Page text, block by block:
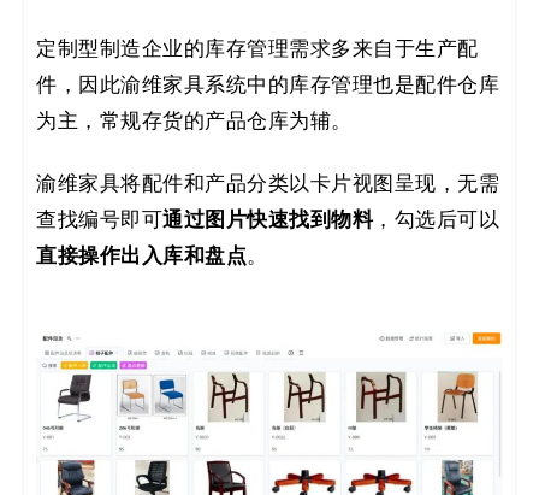
定制型制造企业的库存管理需求多来自于生产配
件，因此渝维家具系统中的库存管理也是配件仓库
为主，常规存货的产品仓库为辅。
渝维家具将配件和产品分类以卡片视图呈现，无需
查找编号即可通过图片快速找到物料，勾选后可以
直接操作出入库和盘点。